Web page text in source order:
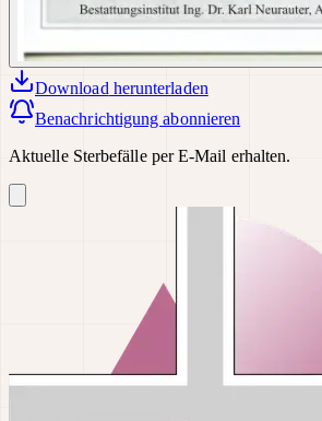
Download herunterladen
Benachrichtigung abonnieren
Aktuelle Sterbefälle per E-Mail erhalten.